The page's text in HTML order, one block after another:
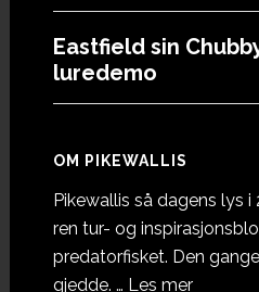
Eastfield sin
luredemo
OM PIKEWALLIS
Pikewallis så dagens lys
ren tur- og
predatorfisket. Den
gjedde. … Les meromOm